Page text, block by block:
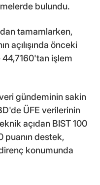
bulundu.
tamamlarken,
açılışında önceki
44,7160'tan işlem
gündeminin sakin
ÜFE verilerinin
açıdan BIST 100
puanın destek,
konumunda